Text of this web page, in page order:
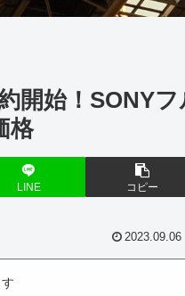
開始！SONYフ
格
LINE コピー
2023.09.06